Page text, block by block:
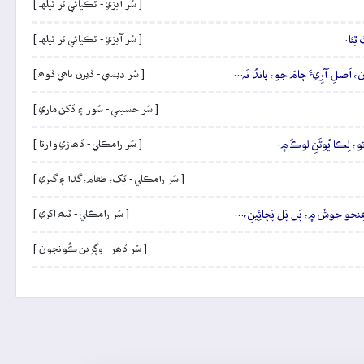
[ سُر آبڙي - ٿڪيائي ٿر ٿيلهہ ]
[ سُر آبڙي - ٿڪيائي ٿر ٿيلهہ ]
اَصلِ آرِيءَ ڄامَ جو، پاندُ نَہ… [ سُر ديسي - ڏيرن ناھي ڏوھ ]
[ سُر حسيني - سُور ۽ ڏکن ماري ]
لِڪا ڀُوڻَنِ لوڪَ ۾. [ سُر رامڪلي - ڏھاڙي وارتا ]
[ سُر رامڪلي - بُک، طعام، گدا ۽ گبري ]
جوشَ ۾، پَل پَل پَچائِينِ،… [ سُر رامڪلي - ٽيھ اکري ]
[ سُر ڏھر - وڳرين ڪُونجون ]